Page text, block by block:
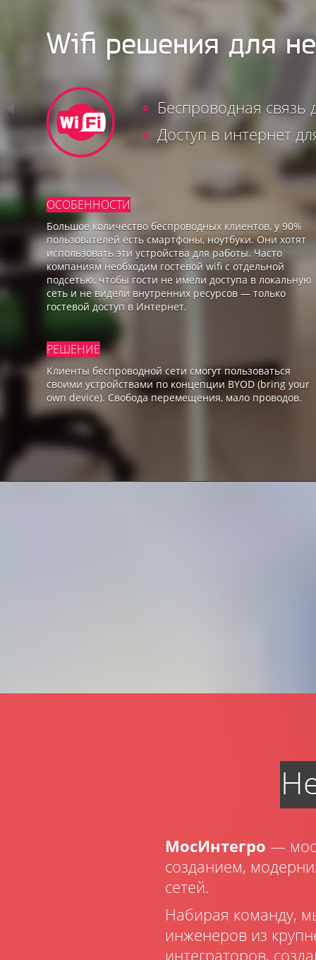
Wifi решения для
Беспроводная связь
Доступ в интернет
ОСОБЕННОСТИ
Большое количество беспроводных клиентов, у 90%
пользователей есть смартфоны, ноутбуки. Они хотят
использовать эти устройства для работы. Часто
компаниям необходим гостевой wifi с отдельной
подсетью, чтобы гости не имели доступа в локальную
сеть и не видели внутренних ресурсов — только
гостевой доступ в Интернет.
РЕШЕНИЕ
Клиенты беспроводной сети смогут пользоваться
своими устройствами по концепции BYOD (bring your
own device). Свобода перемещения, мало проводов.
МосИнтегро —
созданием,
сетей.
Набирая команду,
инженеров из
интеграторов,